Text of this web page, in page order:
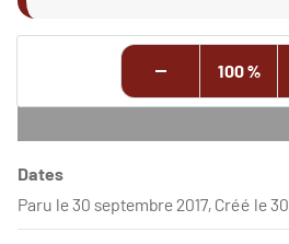
100 %
Dates
Paru le 30 septembre 2017, Créé le